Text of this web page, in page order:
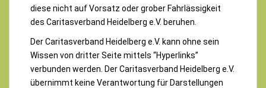
diese nicht auf Vorsatz oder grober Fahrlässigkeit
des Caritasverband Heidelberg e.V. beruhen.
Der Caritasverband Heidelberg e.V. kann ohne sein
Wissen von dritter Seite mittels “Hyperlinks”
verbunden werden. Der Caritasverband Heidelberg e.V.
übernimmt keine Verantwortung für Darstellungen